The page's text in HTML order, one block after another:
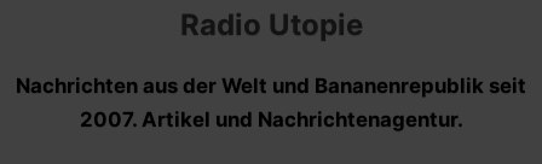
Radio Utopie
Nachrichten aus der Welt und Bananenrepublik seit
2007. Artikel und Nachrichtenagentur.